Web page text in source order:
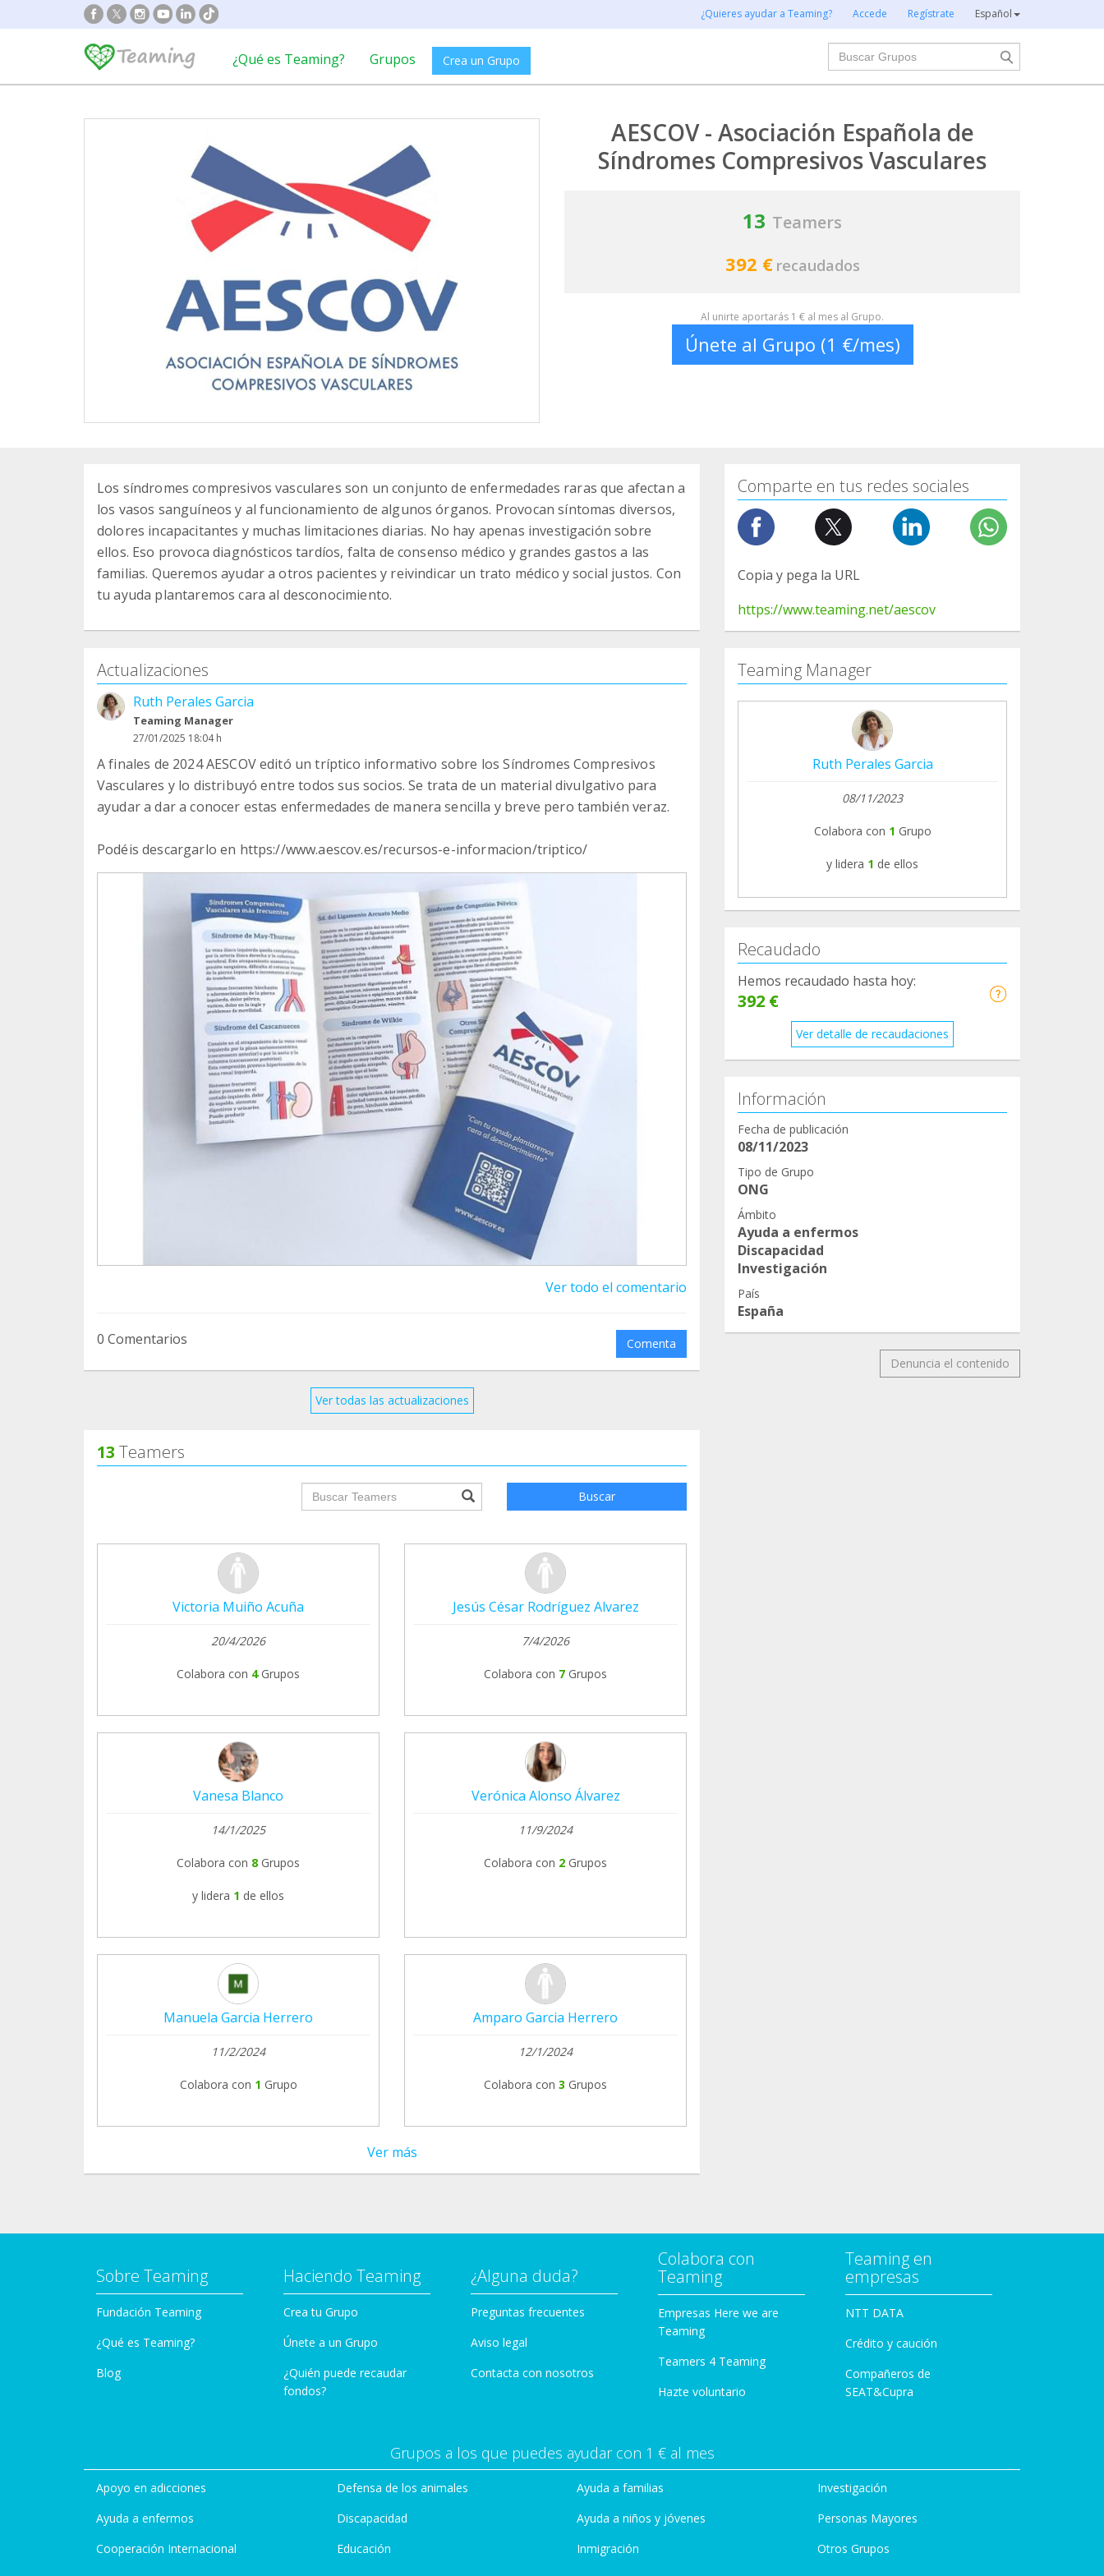
¿Quieres ayudar a Teaming? Accede Regístrate Español
¿Qué es Teaming? Grupos Crea un Grupo
Buscar
AESCOV - Asociación Española de
Síndromes Compresivos Vasculares
13 Teamers
392 € recaudados
Al unirte aportarás 1 € al mes al Grupo.
Únete al Grupo (1 €/mes)
Los síndromes compresivos vasculares son un conjunto de enfermedades raras que afectan a
los vasos sanguíneos y al funcionamiento de algunos órganos. Provocan síntomas diversos,
dolores incapacitantes y muchas limitaciones diarias. No hay apenas investigación sobre
ellos. Eso provoca diagnósticos tardíos, falta de consenso médico y grandes gastos a las
familias. Queremos ayudar a otros pacientes y reivindicar un trato médico y social justos. Con
tu ayuda plantaremos cara al desconocimiento.
Actualizaciones
Ruth Perales Garcia
Teaming Manager
27/01/2025 18:04 h
A finales de 2024 AESCOV editó un tríptico informativo sobre los Síndromes Compresivos
Vasculares y lo distribuyó entre todos sus socios. Se trata de un material divulgativo para
ayudar a dar a conocer estas enfermedades de manera sencilla y breve pero también veraz.
Podéis descargarlo en https://www.aescov.es/recursos-e-informacion/triptico/
Ver todo el comentario
0 Comentarios Comenta
Ver todas las actualizaciones
13 Teamers
groupProfile.searchForm.search.text??? Buscar
Victoria Muiño Acuña
20/4/2026
Colabora con 4 Grupos
Jesús César Rodríguez Alvarez
7/4/2026
Colabora con 7 Grupos
Vanesa Blanco
14/1/2025
Colabora con 8 Grupos
y lidera 1 de ellos
Verónica Alonso Álvarez
11/9/2024
Colabora con 2 Grupos
Manuela Garcia Herrero
11/2/2024
Colabora con 1 Grupo
Amparo Garcia Herrero
12/1/2024
Colabora con 3 Grupos
Ver más
Comparte en tus redes sociales
Copia y pega la URL
https://www.teaming.net/aescov
Teaming Manager
Ruth Perales Garcia
08/11/2023
Colabora con 1 Grupo
y lidera 1 de ellos
Recaudado
Hemos recaudado hasta hoy:
392 €
Ver detalle de recaudaciones
Información
Fecha de publicación
08/11/2023
Tipo de Grupo
ONG
Ámbito
Ayuda a enfermos
Discapacidad
Investigación
País
España
Denuncia el contenido
Sobre Teaming
Fundación Teaming
¿Qué es Teaming?
Blog
Haciendo Teaming
Crea tu Grupo
Únete a un Grupo
¿Quién puede recaudar
fondos?
¿Alguna duda?
Preguntas frecuentes
Aviso legal
Contacta con nosotros
Colabora con
Teaming
Empresas Here we are
Teaming
Teamers 4 Teaming
Hazte voluntario
Teaming en
empresas
NTT DATA
Crédito y caución
Compañeros de
SEAT&Cupra
Grupos a los que puedes ayudar con 1 € al mes
Apoyo en adicciones
Ayuda a enfermos
Cooperación Internacional
Defensa de los animales
Discapacidad
Educación
Ayuda a familias
Ayuda a niños y jóvenes
Inmigración
Investigación
Personas Mayores
Otros Grupos